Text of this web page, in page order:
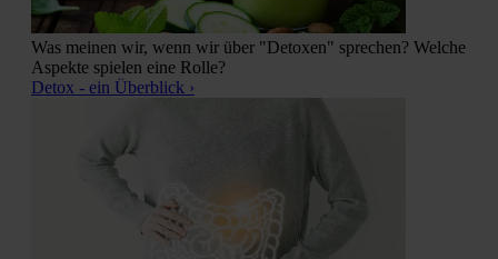
Was meinen wir, wenn wir über "Detoxen" sprechen? Welche
Aspekte spielen eine Rolle?
Detox - ein Überblick ›